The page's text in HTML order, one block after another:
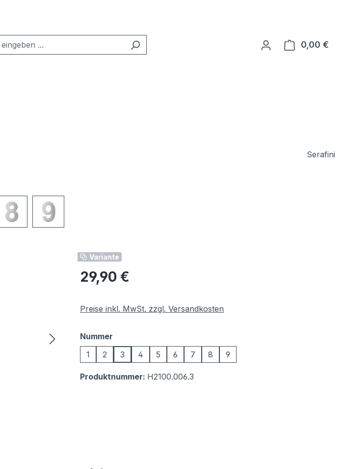
0,00 €
Serafini
Variante
Regulärer Preis:
29,90 €
Preise inkl. MwSt. zzgl. Versandkosten
Nummer
1
2 3 4 5 6 7 8 9
Produktnummer: H2100.006.3